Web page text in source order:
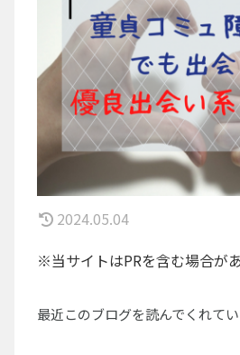
2024.05.04
※当サイトはPRを含む場合が
最近このブログを読んでくれてい